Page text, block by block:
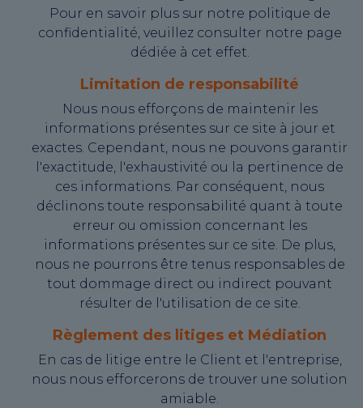
Pour en savoir plus sur notre politique de
confidentialité, veuillez consulter notre page
dédiée à cet effet.
Limitation de responsabilité
Nous nous efforçons de maintenir les
informations présentes sur ce site à jour et
exactes. Cependant, nous ne pouvons garantir
l'exactitude, l'exhaustivité ou la pertinence de
ces informations. Par conséquent, nous
déclinons toute responsabilité quant à toute
erreur ou omission concernant les
informations présentes sur ce site. De plus,
nous ne pourrons être tenus responsables de
tout dommage direct ou indirect pouvant
résulter de l'utilisation de ce site.
Règlement des litiges et Médiation
En cas de litige entre le Client et l'entreprise,
nous nous efforcerons de trouver une solution
amiable.